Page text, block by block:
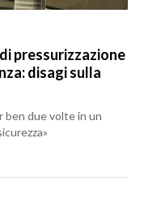
pressurizzazione
disagi sulla
ben due volte in un